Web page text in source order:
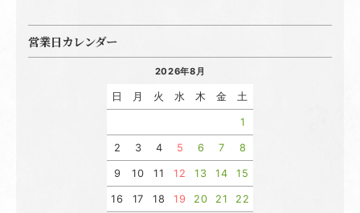
営業日カレンダー
2026年8月
日 月 火 水 木 金 土
1
2 3 4 5 6 7 8
9 10 11 12 13 14 15
16 17 18 19 20 21 22